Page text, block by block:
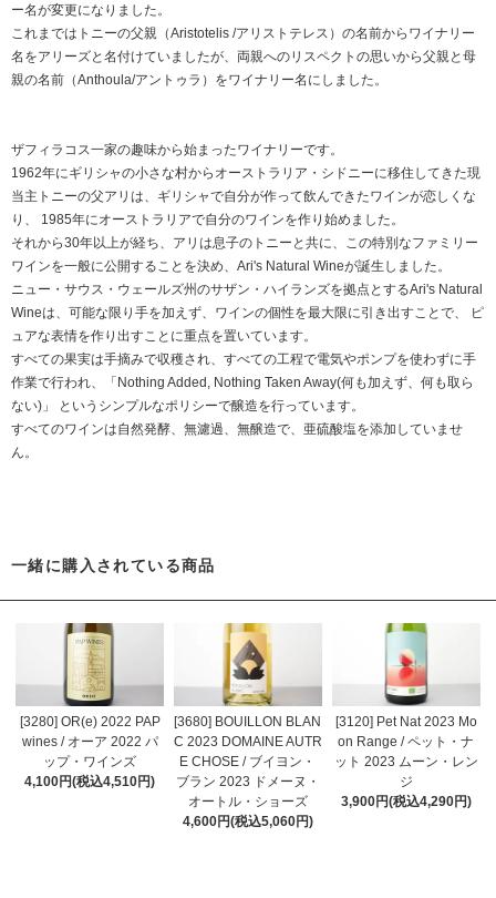
ー名が変更になりました。
これまではトニーの父親（Aristotelis /アリストテレス）の名前からワイナリー
名をアリーズと名付けていましたが、両親へのリスペクトの思いから父親と母
親の名前（Anthoula/アントゥラ）をワイナリー名にしました。
ザフィラコス一家の趣味から始まったワイナリーです。
1962年にギリシャの小さな村からオーストラリア・シドニーに移住してきた現
当主トニーの父アリは、ギリシャで自分が作って飲んできたワインが恋しくな
り、 1985年にオーストラリアで自分のワインを作り始めました。
それから30年以上が経ち、アリは息子のトニーと共に、この特別なファミリー
ワインを一般に公開することを決め、Ari's Natural Wineが誕生しました。
ニュー・サウス・ウェールズ州のサザン・ハイランズを拠点とするAri's Natural
Wineは、可能な限り手を加えず、ワインの個性を最大限に引き出すことで、 ピ
ュアな表情を作り出すことに重点を置いています。
すべての果実は手摘みで収穫され、すべての工程で電気やポンプを使わずに手
作業で行われ、「Nothing Added, Nothing Taken Away(何も加えず、何も取ら
ない)」 というシンプルなポリシーで醸造を行っています。
すべてのワインは自然発酵、無濾過、無醸造で、亜硫酸塩を添加していませ
ん。
一緒に購入されている商品
[3280] OR(e) 2022 PAP
wines / オーア 2022 パ
ップ・ワインズ
4,100円(税込4,510円)
[3680] BOUILLON BLAN
C 2023 DOMAINE AUTR
E CHOSE / ブイヨン・
ブラン 2023 ドメーヌ・
オートル・ショーズ
4,600円(税込5,060円)
[3120] Pet Nat 2023 Mo
on Range / ペット・ナ
ット 2023 ムーン・レン
ジ
3,900円(税込4,290円)